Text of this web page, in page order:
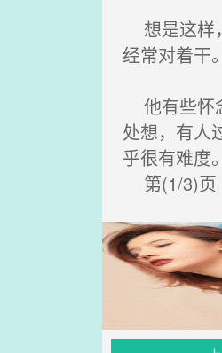
想是这样
经常对着干
他有些怀
处想，有人
乎很有难度。
第(1/3)页